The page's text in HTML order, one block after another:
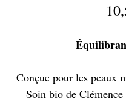
Conçue pour les peaux
Soin bio de